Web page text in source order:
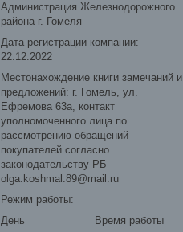
Администрация Железнодорожного
района г. Гомеля
Дата регистрации компании:
22.12.2022
Местонахождение книги замечаний и
предложений: г. Гомель, ул.
Ефремова 63а, контакт
уполномоченного лица по
рассмотрению обращений
покупателей согласно
законодательству РБ
olga.koshmal.89@mail.ru
Режим работы:
День
Время работы